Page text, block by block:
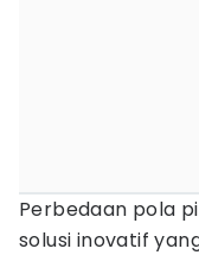
Perbedaan pola
solusi inovatif